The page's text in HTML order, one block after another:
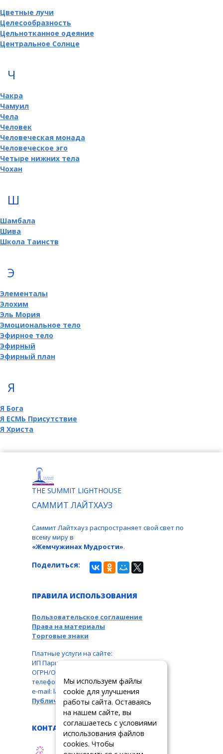
Цветные лучи
Целесообразность
Цельнотканное одеяние
Центральное Солнце
Ч
Чакра
Чамуил
Чела
Человек
Человеческая монада
Человеческое эго
Четыре нижних тела
Чохан
Ш
Шамбала
Шива
Школа Таинств
Э
Элементалы
Элохим
Эль Мория
Эмоциональное тело
Эфирное тело
Эфирный
Эфирный план
Я
Я Бога
Я ЕСМЬ Присутствие
Я Христа
THE SUMMIT LIGHTHOUSE
САММИТ ЛАЙТХАУЗ
Саммит Лайтхауз распространяет свой свет по
всему миру в
«Жемчужинах Мудрости».
Поделиться:
ПРАВИЛА ИСПОЛЬЗОВАНИЯ
Пользовательское соглашение
Права на материалы
Торговые знаки
Платные услуги на сайте:
ИП Паршукова Л. Б., ИНН: 110104831087,
ОГРН/ОГРНИП: 326110000016550,
телефон: +7 963 489-19-05,
e-mail: larbar777@rambler.ru
Публичная оферта
КОНТАКТЫ
АДРЕС ТЕХПОДДЕРЖКИ
Мы используем файлы
cookie для улучшения
работы сайта. Оставаясь
на нашем сайте, вы
соглашаетесь с условиями
использования файлов
cookies. Чтобы